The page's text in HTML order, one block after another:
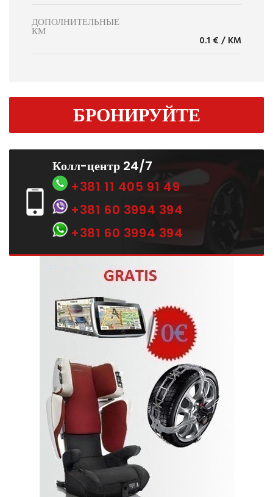
ДОПОЛНИТЕЛЬНЫЕ
КМ
0.1 € / KM
БРОНИРУЙТЕ
Колл-центр 24/7
+381 11 405 91 49
+381 60 3994 394
+381 60 3994 394